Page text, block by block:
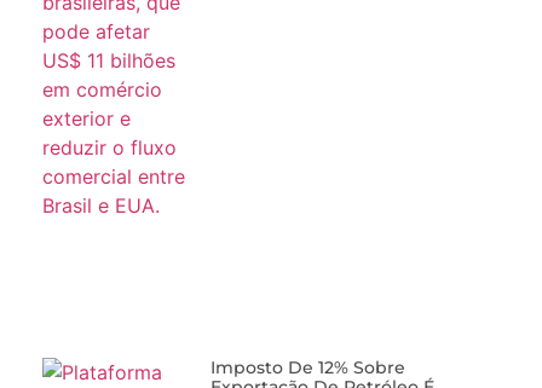
Exportação De Petróleo É
Estendido Por 60 Dias